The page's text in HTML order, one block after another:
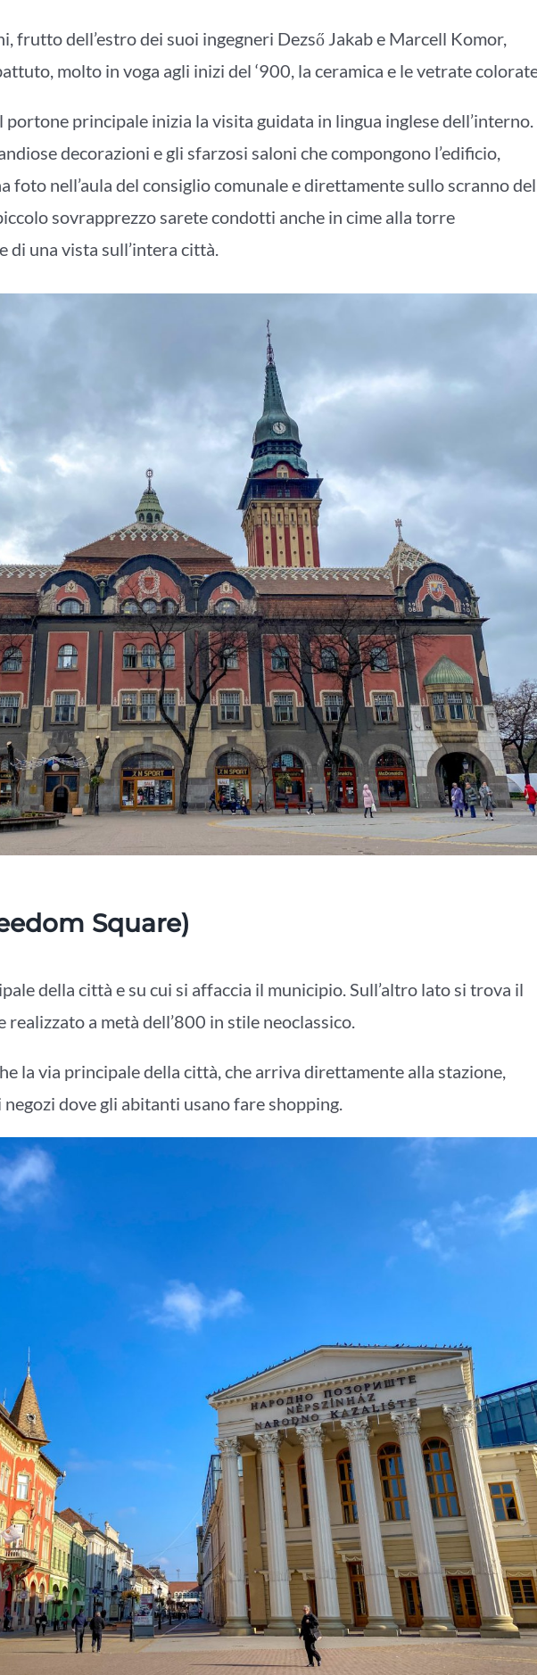
frutto dell’estro dei suoi ingegneri Dezső Jakab e Marcell Komor,
molto in voga agli inizi del ‘900, la ceramica e le vetrate
principale inizia la visita guidata in lingua inglese dell’interno.
decorazioni e gli sfarzosi saloni che compongono l’edificio,
foto nell’aula del consiglio comunale e direttamente sullo scranno del
sovrapprezzo sarete condotti anche in cime alla torre
di una vista sull’intera città.
Square)
della città e su cui si affaccia il municipio. Sull’altro lato si trova il
a metà dell’800 in stile neoclassico.
la via principale della città, che arriva direttamente alla stazione,
dove gli abitanti usano fare shopping.